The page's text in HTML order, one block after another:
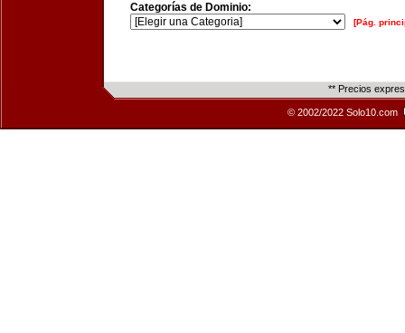
Categorías de Dominio:
[Pág.
** Precios
© 2002/2022 Solo10.com